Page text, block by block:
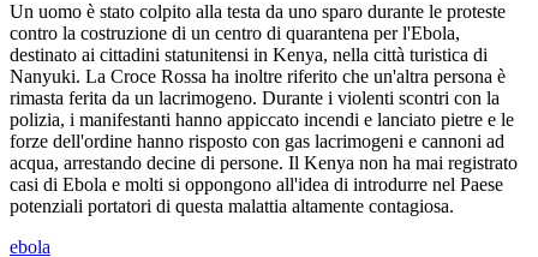
Un uomo è stato colpito alla testa da uno sparo durante le proteste
contro la costruzione di un centro di quarantena per l'Ebola,
destinato ai cittadini statunitensi in Kenya, nella città turistica di
Nanyuki. La Croce Rossa ha inoltre riferito che un'altra persona è
rimasta ferita da un lacrimogeno. Durante i violenti scontri con la
polizia, i manifestanti hanno appiccato incendi e lanciato pietre e le
forze dell'ordine hanno risposto con gas lacrimogeni e cannoni ad
acqua, arrestando decine di persone. Il Kenya non ha mai registrato
casi di Ebola e molti si oppongono all'idea di introdurre nel Paese
potenziali portatori di questa malattia altamente contagiosa.
ebola